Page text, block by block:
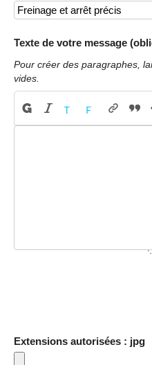
Texte de votre message
Pour créer des paragraphes,
vides.
Extensions autorisées : jpg